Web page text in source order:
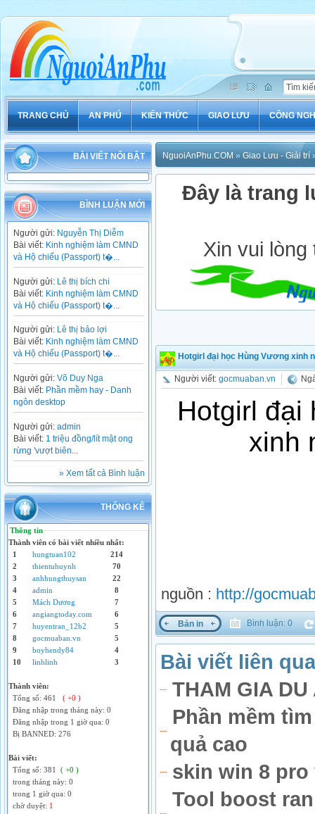
TRANG CHỦ AN PHÚ KIẾN THỨC GIAO LƯU CÔNG
BÀI VIẾT NỔI BẬT
BÌNH LUẬN MỚI
Người gửi: Nguyễn Thị Diễm
Bài viết: Kinh nghiệm làm CMND
và Hộ chiếu (Passport) t�...
Người gửi: Lê thị bích chi
Bài viết: Kinh nghiệm làm CMND
và Hộ chiếu (Passport) t�...
Người gửi:
Lê thị bảo lợi
Bài viết: Kinh nghiệm làm CMND
và Hộ chiếu (Passport) t�...
Người gửi: Võ Duy Nga
Bài viết: Phần mềm hay - Danh
ngôn desktop
Người gửi: admin
Bài viết: 1 triệu đồng/lít mật ong
rừng 'vượt biên...
» Xem tất cả Bình luận
THỐNG KÊ
Thông tin
Thành viên có bài viết nhiều nhất:
1
hungtuan102
214
2
thientuhuynh
70
3
anhhungthuysan
22
4
admin
8
5
Mách Dương
7
6
angiangtoday.com
6
7
huyentran_12b2
5
8
gocmuaban.vn
5
9
boyhendy84
4
10
linhlinh 3
Thành viên:
Tổng số: 461 ( +0 )
Đăng nhập trong tháng này: 0
Đăng nhập trong 1 giờ qua: 0
Bị BANNED: 276
Bài viết:
Tổng số: 381 ( +0 )
trong tháng này: 0
trong 1 giờ qua: 0
chờ duyệt: 1
NguoiAnPhu.COM » Giao Lưu - Giải trí
Đây là trang
Xin vui
Hotgirl đại học Hùng Vương xinh
Người viết: gocmuaban.vn
Hotgirl đại
xinh
nguồn : http://
Bản in Bình luận: 0
Bài viết liên
THAM GIA
Phần mềm
quả cao
skin win 8 pro
Tool boost